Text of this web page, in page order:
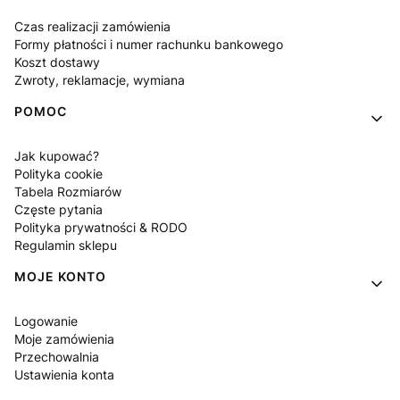
Czas realizacji zamówienia
Formy płatności i numer rachunku bankowego
Koszt dostawy
Zwroty, reklamacje, wymiana
POMOC
Jak kupować?
Polityka cookie
Tabela Rozmiarów
Częste pytania
Polityka prywatności & RODO
Regulamin sklepu
MOJE KONTO
Logowanie
Moje zamówienia
Przechowalnia
Ustawienia konta